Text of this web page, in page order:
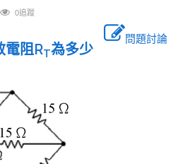
0追蹤
問題討論
電阻RT為多少